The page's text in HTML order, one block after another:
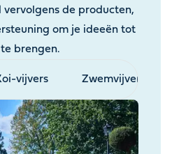
vervolgens de producten,
om je ideeën tot
te brengen.
vijvers Zwemvijvers